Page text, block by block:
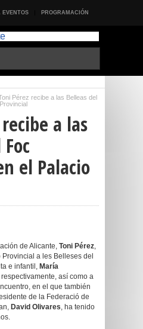
EVENTOS PROGRAMACIÓN
Pérez recibe a las Belleas del
a las
el Palacio
de Alicante, Toni Pérez,
a les Belleses del
e infantil, María
respectivamente, así como a
en el que también
de la Federació de
David Olivares, ha tenido